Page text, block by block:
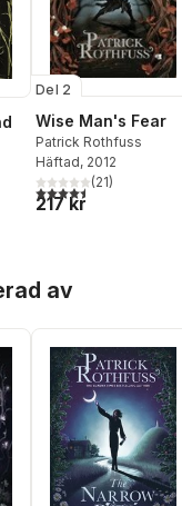
antal röster:
Del 2
Wise Man's Fear
Patrick Rothfuss
Häftad, 2012
4,5utav 5 stjärnor.
(21)
217 kr
av